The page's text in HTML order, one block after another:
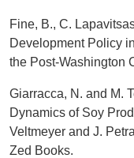
Fine, B., C.
Development Policy
the Post-Washington
Giarracca, N. and M.
Dynamics of Soy
Veltmeyer and J.
Zed Books.